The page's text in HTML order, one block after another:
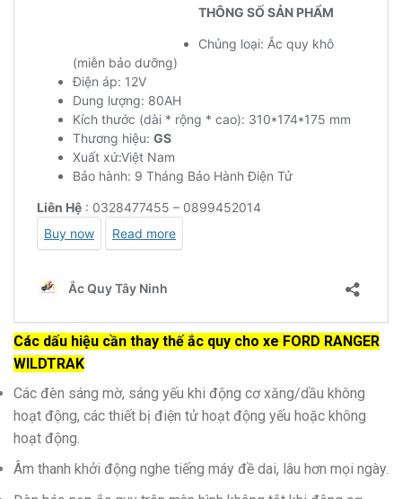
Các dấu hiệu cần thay thế ắc quy cho xe FORD RANGER
WILDTRAK
Các đèn sáng mờ, sáng yếu khi động cơ xăng/dầu không
hoạt động, các thiết bị điện tử hoạt động yếu hoặc không
hoạt động.
Âm thanh khởi động nghe tiếng máy đề dai, lâu hơn mọi ngày.